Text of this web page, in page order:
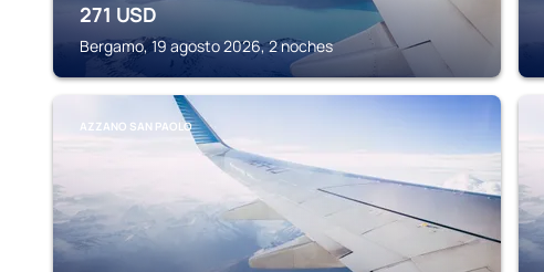
271 USD
Bergamo, 19 agosto 2026, 2 noches
AZZANO SAN PAOLO